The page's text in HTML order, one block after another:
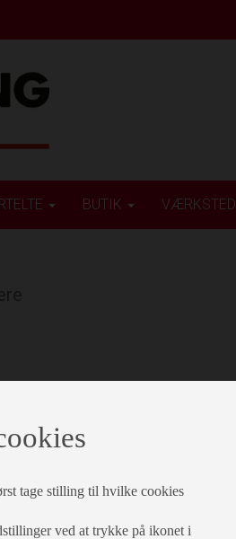
BUTIK VÆRKSTED
tage stilling til hvilke cookies
ved at trykke på ikonet i